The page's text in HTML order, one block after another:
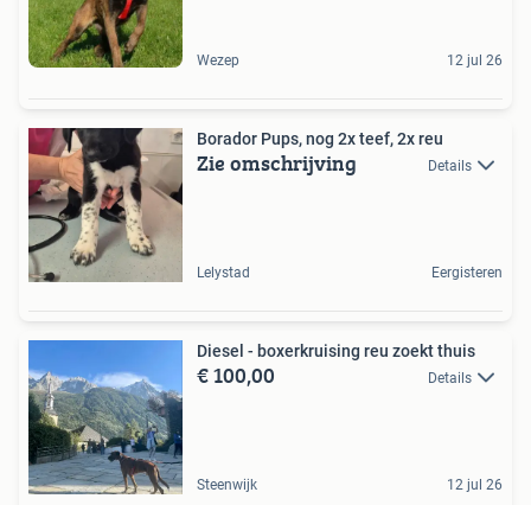
Wezep 12 jul 26
Borador Pups, nog 2x teef, 2x reu
Zie omschrijving Details
Lelystad Eergisteren
Diesel - boxerkruising reu zoekt thuis
€ 100,00 Details
Steenwijk 12 jul 26